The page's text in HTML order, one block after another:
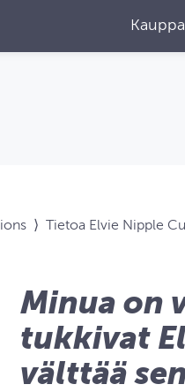
Kauppa
⟩ Tietoa Elvie Nipple
Minua on
tukkivat
välttää